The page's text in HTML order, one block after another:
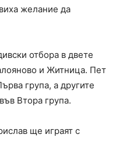
желание да
отбора в двете
и Житница. Пет
група, а другите
Втора група.
ще играят с